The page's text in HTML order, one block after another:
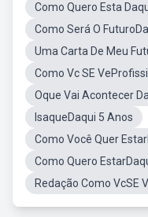
Como Quero Esta
Como Será O
Uma Carta De Meu
Como Vc SE
Oque Vai Acontecer
IsaqueDaqui 5 Anos
Como Você Quer
Como Quero
Redação Como VcSE